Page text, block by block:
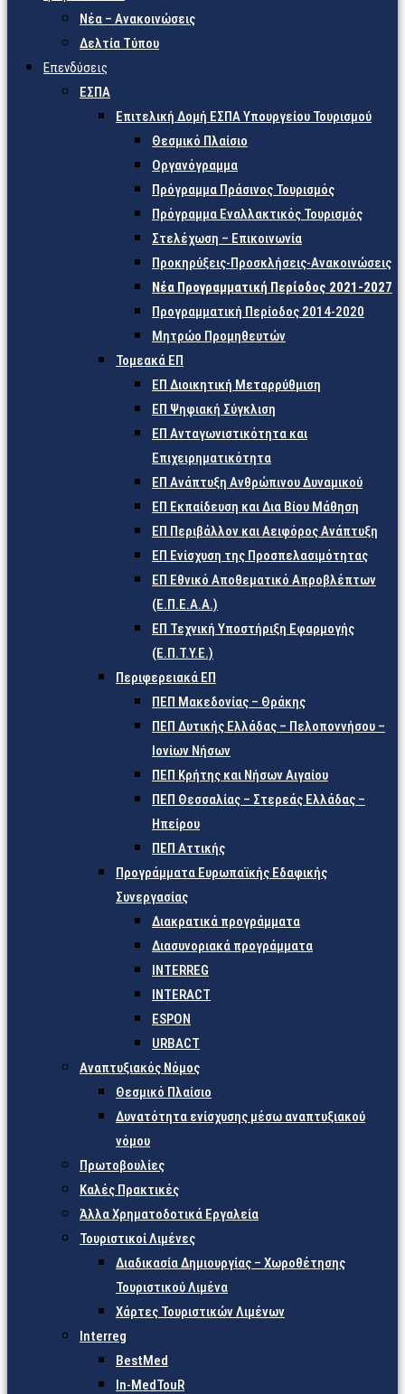
Νέα – Ανακοινώσεις
Δελτία Τύπου
Επενδύσεις
ΕΣΠΑ
Επιτελική Δομή ΕΣΠΑ Υπουργείου Τουρισμού
Θεσμικό Πλαίσιο
Οργανόγραμμα
Πρόγραμμα Πράσινος Τουρισμός
Πρόγραμμα Εναλλακτικός Τουρισμός
Στελέχωση – Επικοινωνία
Προκηρύξεις-Προσκλήσεις-Ανακοινώσεις
Νέα Προγραμματική Περίοδος 2021-2027
Προγραμματική Περίοδος 2014-2020
Μητρώο Προμηθευτών
Τομεακά ΕΠ
ΕΠ Διοικητική Μεταρρύθμιση
ΕΠ Ψηφιακή Σύγκλιση
ΕΠ Ανταγωνιστικότητα και
Επιχειρηματικότητα
ΕΠ Ανάπτυξη Ανθρώπινου Δυναμικού
ΕΠ Εκπαίδευση και Δια Βίου Μάθηση
ΕΠ Περιβάλλον και Αειφόρος Ανάπτυξη
ΕΠ Ενίσχυση της Προσπελασιμότητας
ΕΠ Εθνικό Αποθεματικό Απροβλέπτων
(Ε.Π.Ε.Α.Α.)
ΕΠ Τεχνική Υποστήριξη Εφαρμογής
(Ε.Π.Τ.Υ.Ε.)
Περιφερειακά ΕΠ
ΠΕΠ Μακεδονίας – Θράκης
ΠΕΠ Δυτικής Ελλάδας – Πελοποννήσου –
Ιονίων Νήσων
ΠΕΠ Κρήτης και Νήσων Αιγαίου
ΠΕΠ Θεσσαλίας – Στερεάς Ελλάδας –
Ηπείρου
ΠΕΠ Αττικής
Προγράμματα Ευρωπαϊκής Εδαφικής
Συνεργασίας
Διακρατικά προγράμματα
Διασυνοριακά προγράμματα
INTERREG
INTERACT
ESPON
URBACT
Αναπτυξιακός Νόμος
Θεσμικό Πλαίσιο
Δυνατότητα ενίσχυσης μέσω αναπτυξιακού
νόμου
Πρωτοβουλίες
Καλές Πρακτικές
Άλλα Χρηματοδοτικά Εργαλεία
Τουριστικοί Λιμένες
Διαδικασία Δημιουργίας – Χωροθέτησης
Τουριστικού Λιμένα
Χάρτες Τουριστικών Λιμένων
Interreg
BestMed
In-MedTouR